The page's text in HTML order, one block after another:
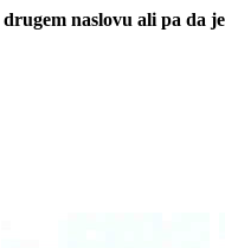
naslovu ali pa da